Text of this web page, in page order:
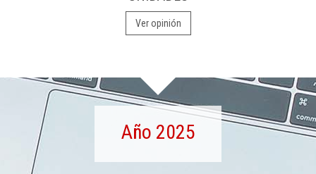
Ver opinión
Año 2025